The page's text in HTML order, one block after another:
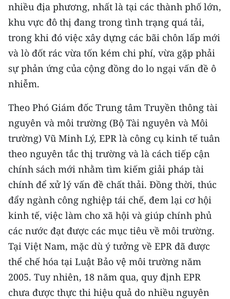
Media Kinh tế
Media Văn hóa
Media Xã hội
Media Pháp luật
Media Du lịch
Media Thế giới
Media Thể thao
Media Giáo dục
Media Y tế
Media Khoa học - Công nghệ
Media Môi trường
Ảnh
Infographic
nhiều địa phương, nhất là tại các thành phố lớn,
khu vực đô thị đang trong tình trạng quá tải,
trong khi đó việc xây dựng các bãi chôn lấp mới
và lò đốt rác vừa tốn kém chi phí, vừa gặp phải
sự phản ứng của cộng đồng do lo ngại vấn đề ô
nhiễm.
Theo Phó Giám đốc Trung tâm Truyền thông tài
nguyên và môi trường (Bộ Tài nguyên và Môi
trường) Vũ Minh Lý, EPR là công cụ kinh tế tuân
theo nguyên tắc thị trường và là cách tiếp cận
chính sách mới nhằm tìm kiếm giải pháp tài
chính để xử lý vấn đề chất thải. Ðồng thời, thúc
đẩy ngành công nghiệp tái chế, đem lại cơ hội
kinh tế, việc làm cho xã hội và giúp chính phủ
các nước đạt được các mục tiêu về môi trường.
Tại Việt Nam, mặc dù ý tưởng về EPR đã được
thể chế hóa tại Luật Bảo vệ môi trường năm
2005. Tuy nhiên, 18 năm qua, quy định EPR
chưa được thực thi hiệu quả do nhiều nguyên